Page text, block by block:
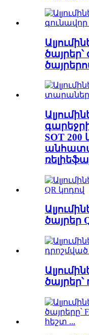
SOT 200
ծայրեր